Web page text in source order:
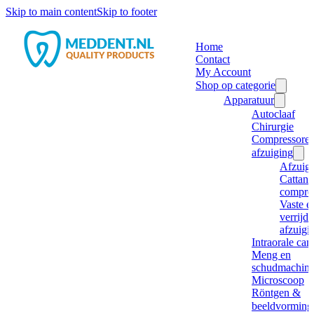
Skip to main contentSkip to footer
Home
Contact
My Account
Shop op categorie
Apparatuur
Autoclaaf
Chirurgie
afzuiging
Cattani
Vaste
Intraorale
Meng en
Microscoop
Röntgen &
beeldvorming